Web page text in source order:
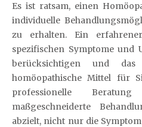
Es ist ratsam, einen
individuelle
zu erhalten. Ein
spezifischen Symptome und
berücksichtigen und
homöopathische Mittel für
professionelle
maßgeschneiderte
abzielt, nicht nur die